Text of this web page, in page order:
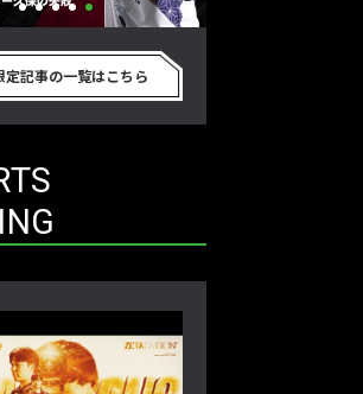
の反省文を見てほし
ーダー久保の失敗【ス
回】
定記事の一覧はこちら